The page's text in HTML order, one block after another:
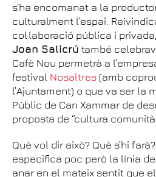
s’ha encomanat a la
culturalment l’espai.
col·laboració pública i
Joan Salicrú també
Cafè Nou permetrà a
festival Nosaltres (amb
l’Ajuntament) o que va ser la
Públic de Can Xammar de
proposta de “cultura
Què vol dir això? Què s’hi
especifica poc però la línia
anar en el mateix sentit que